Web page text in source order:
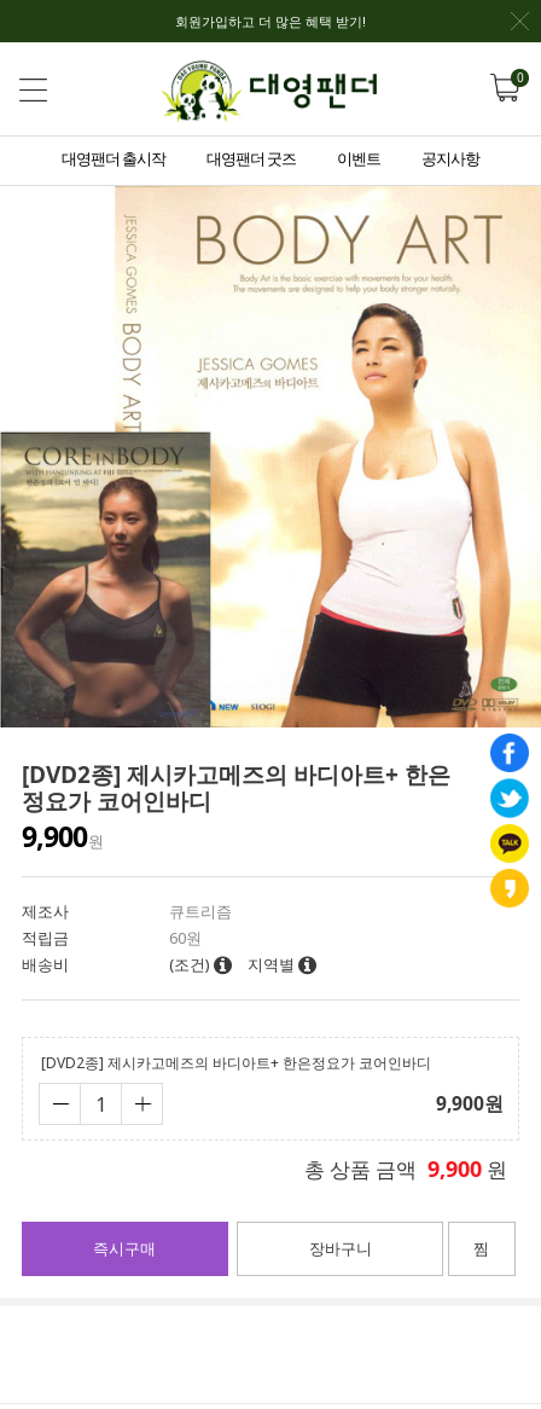
회원가입하고 더 많은 혜택 받기!
0
대영팬더 출시작 대영팬더 굿즈 이벤트 공지사항
[DVD2종] 제시카고메즈의 바디아트+ 한은
정요가 코어인바디
9,900원
제조사
큐트리즘
적립금
60원
배송비
(조건) 지역별
[DVD2종] 제시카고메즈의 바디아트+ 한은정요가 코어인바디
9,900원
총 상품 금액 9,900 원
장바구니
즉시구매 찜